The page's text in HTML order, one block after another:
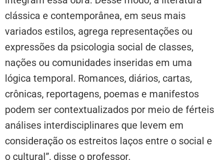
clássica e contemporânea, em seus mais
variados estilos, agrega representações ou
expressões da psicologia social de classes,
nações ou comunidades inseridas em uma
lógica temporal. Romances, diários, cartas,
crônicas, reportagens, poemas e manifestos
podem ser contextualizados por meio de férteis
análises interdisciplinares que levem em
consideração os estreitos laços entre o social e
o cultural”, disse o professor.